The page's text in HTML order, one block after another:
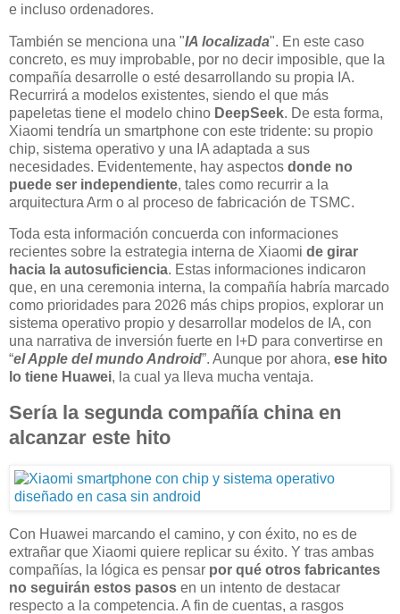
e incluso ordenadores.
También se menciona una "IA localizada". En este caso
concreto, es muy improbable, por no decir imposible, que la
compañía desarrolle o esté desarrollando su propia IA.
Recurrirá a modelos existentes, siendo el que más
papeletas tiene el modelo chino DeepSeek. De esta forma,
Xiaomi tendría un smartphone con este tridente: su propio
chip, sistema operativo y una IA adaptada a sus
necesidades. Evidentemente, hay aspectos donde no
puede ser independiente, tales como recurrir a la
arquitectura Arm o al proceso de fabricación de TSMC.
Toda esta información concuerda con informaciones
recientes sobre la estrategia interna de Xiaomi de girar
hacia la autosuficiencia. Estas informaciones indicaron
que, en una ceremonia interna, la compañía habría marcado
como prioridades para 2026 más chips propios, explorar un
sistema operativo propio y desarrollar modelos de IA, con
una narrativa de inversión fuerte en I+D para convertirse en
“el Apple del mundo Android”. Aunque por ahora, ese hito
lo tiene Huawei, la cual ya lleva mucha ventaja.
Sería la segunda compañía china en
alcanzar este hito
Con Huawei marcando el camino, y con éxito, no es de
extrañar que Xiaomi quiere replicar su éxito. Y tras ambas
compañías, la lógica es pensar por qué otros fabricantes
no seguirán estos pasos en un intento de destacar
respecto a la competencia. A fin de cuentas, a rasgos